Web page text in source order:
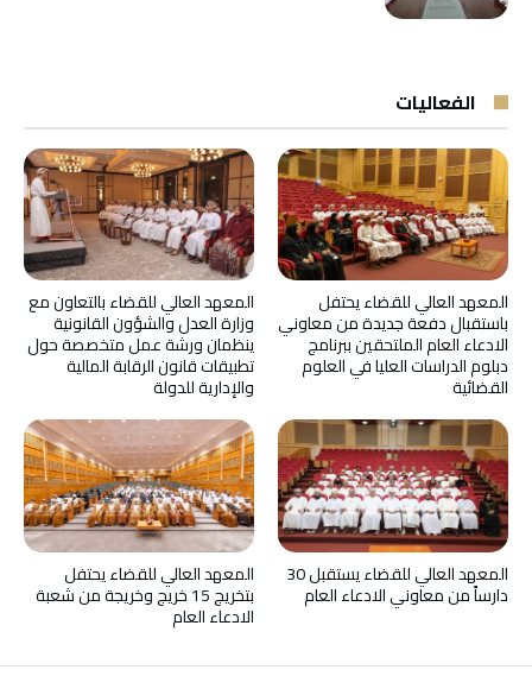
الفعاليات
المعهد العالي للقضاء بالتعاون مع
وزارة العدل والشؤون القانونية
ينظمان ورشة عمل متخصصة حول
تطبيقات قانون الرقابة المالية
والإدارية للدولة
المعهد العالي للقضاء يحتفل
باستقبال دفعة جديدة من معاوني
الادعاء العام الملتحقين ببرنامج
دبلوم الدراسات العليا في العلوم
القضائية
المعهد العالي للقضاء يحتفل
بتخريج 15 خريج وخريجة من شعبة
الادعاء العام
المعهد العالي للقضاء يستقبل 30
دارساً من معاوني الادعاء العام